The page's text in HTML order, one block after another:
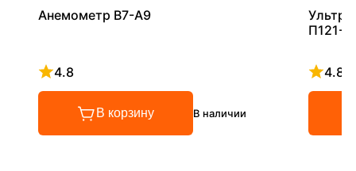
Анемометр В7-А9
4.8
Рейтинг 4.8 из 5
В корзину В наличии
П121-
4.8